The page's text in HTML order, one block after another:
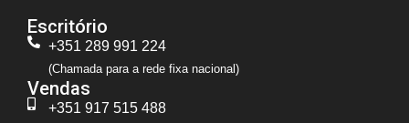
Escritório
+351 289 991 224
(Chamada para a rede fixa nacional)
Vendas
+351 917 515 488